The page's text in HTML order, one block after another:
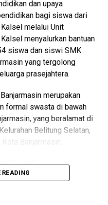
hingga perwakilan
memeriahkan suasana.
daerah diharapkan
Kalimantan Selatan.
seluruh capaian
dipantau dan dirasakan
dan upaya
bagi siswa dari
melalui Unit
menyalurkan bantuan
siswa dan siswi SMK
yang tergolong
prasejahtera.
merupakan
formal swasta di bawah
yang beralamat di
Belitung Selatan,
Banjarmasin.
School Banjarmasin
siswi. Dari jumlah tersebut,
yang menghadapi
READING